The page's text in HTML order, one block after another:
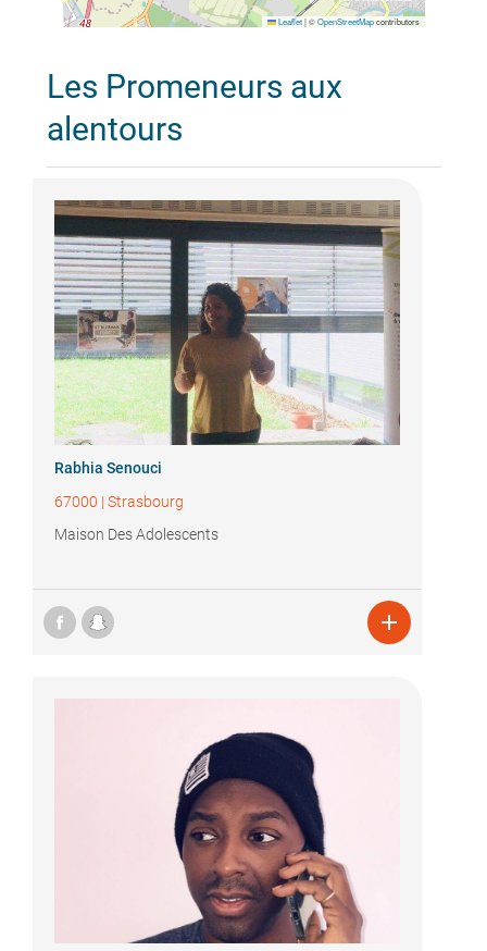
Leaflet |©OpenStreetMapcontributors
Les Promeneurs aux
alentours
Rabhia Senouci
67000 | Strasbourg
Maison Des Adolescents
